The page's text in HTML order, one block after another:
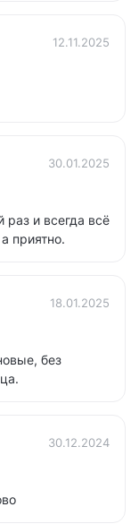
12.11.2025
30.01.2025
и всегда всё
приятно.
18.01.2025
без
30.12.2024